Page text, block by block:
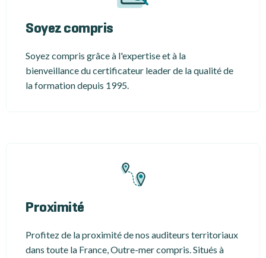
Soyez compris
Soyez compris grâce à l'expertise et à la
bienveillance du certificateur leader de la qualité de
la formation depuis 1995.
Proximité
Profitez de la proximité de nos auditeurs territoriaux
dans toute la France, Outre-mer compris. Situés à